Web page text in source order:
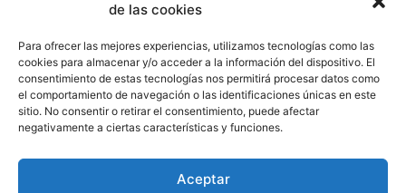
de las cookies
Para ofrecer las mejores experiencias, utilizamos tecnologías como las
cookies para almacenar y/o acceder a la información del dispositivo. El
consentimiento de estas tecnologías nos permitirá procesar datos como
el comportamiento de navegación o las identificaciones únicas en este
sitio. No consentir o retirar el consentimiento, puede afectar
negativamente a ciertas características y funciones.
Aceptar
Política de Cookies
Aviso Legal
910 607 564